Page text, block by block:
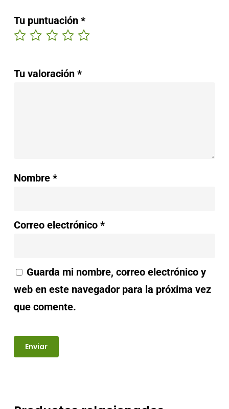
Tu puntuación *
Tu valoración *
Nombre *
Correo electrónico *
Guarda mi nombre, correo electrónico y
web en este navegador para la próxima vez
que comente.